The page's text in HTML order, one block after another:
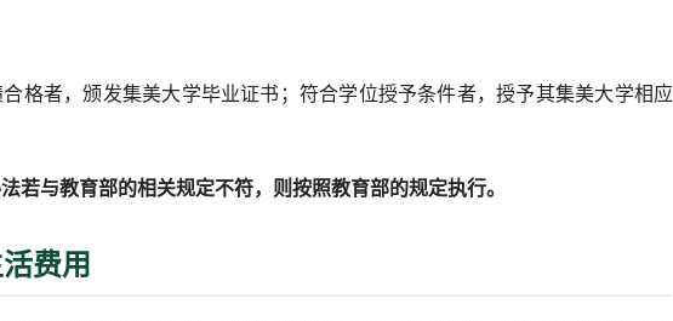
格者，颁发集美大学毕业证书；符合学位授予条件者，授予其集美大学相应
若与教育部的相关规定不符，则按照教育部的规定执行。
费用